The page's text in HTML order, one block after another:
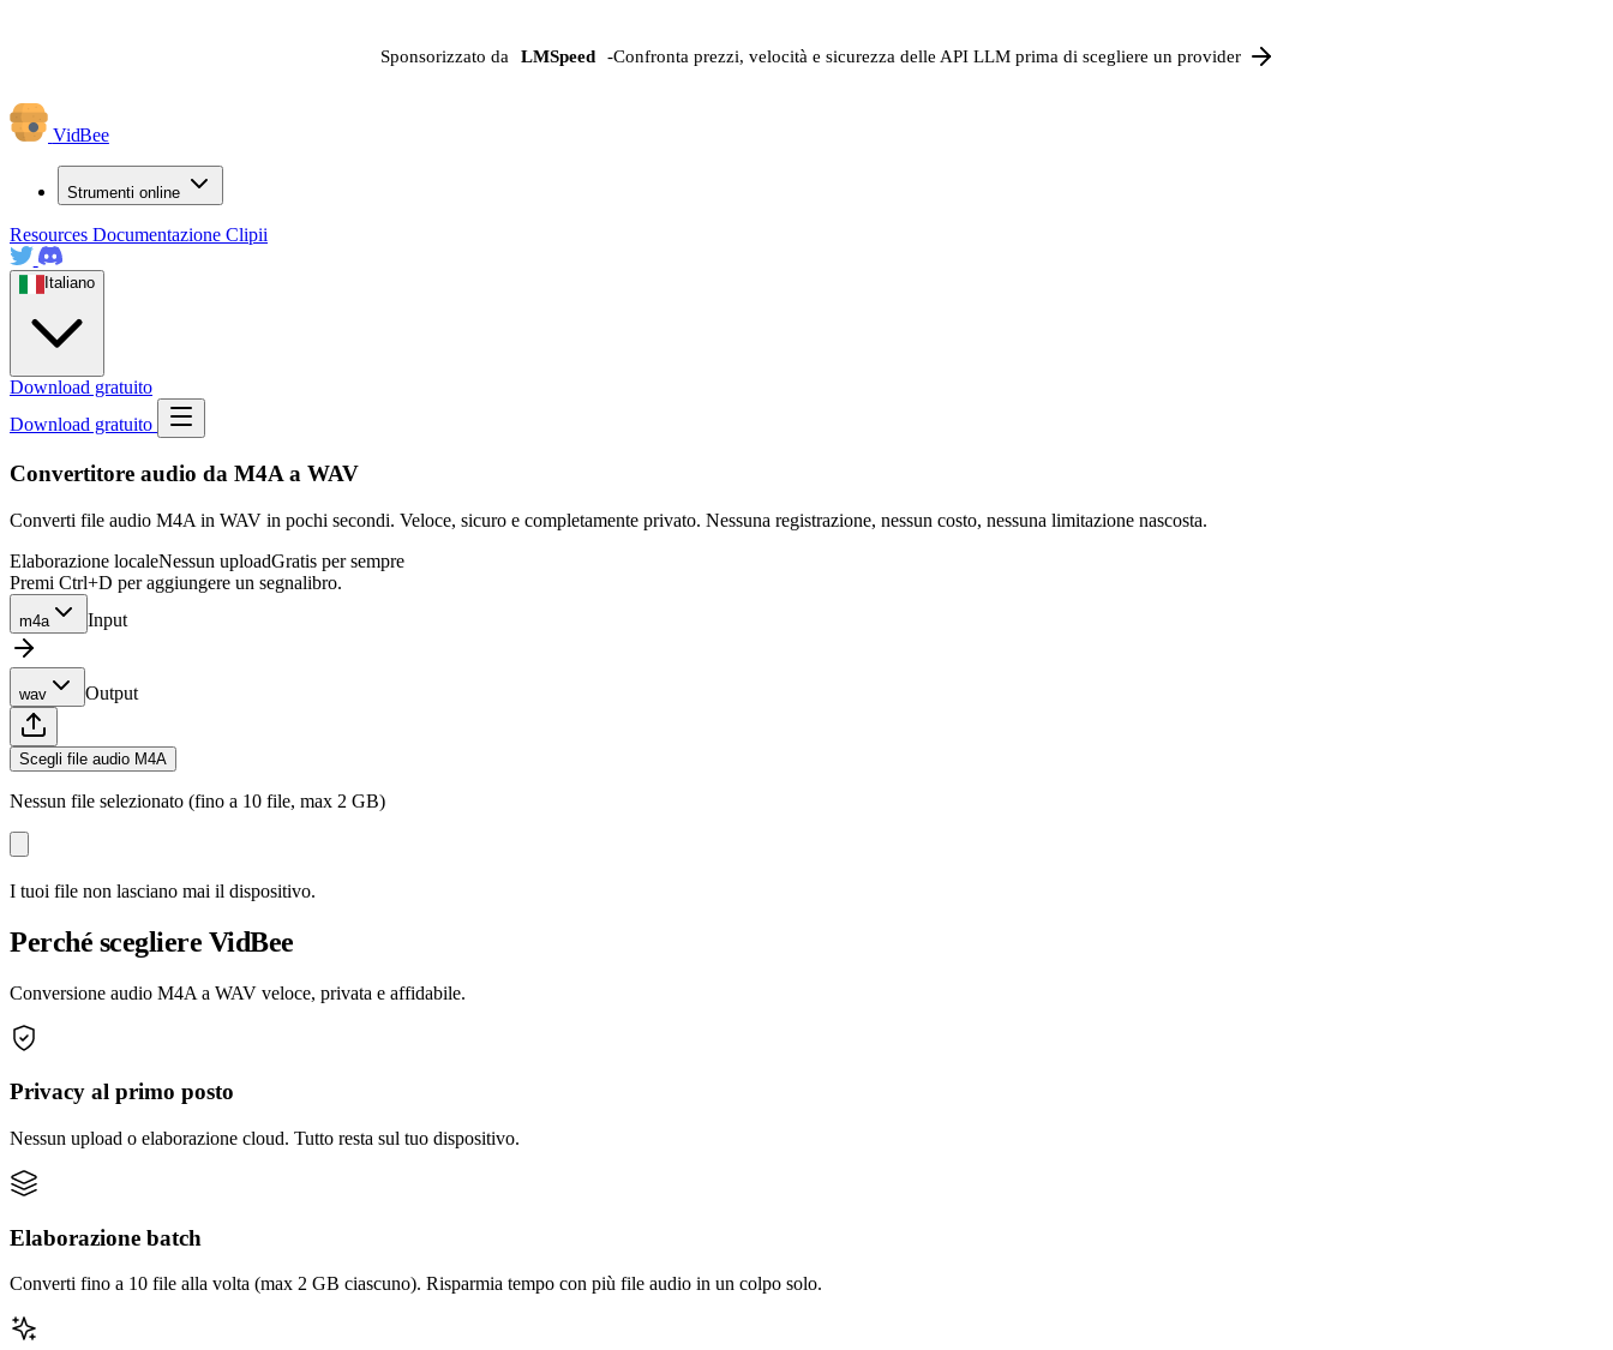
Sponsorizzato da LMSpeed -Confronta prezzi, velocità e sicurezza delle API LLM prima di scegliere un provider
VidBee
Strumenti online
Resources Documentazione Clipii
Italiano
Download gratuito
Download gratuito
Convertitore audio da M4A a WAV
Converti file audio M4A in WAV in pochi secondi. Veloce, sicuro e completamente privato. Nessuna registrazione, nessun costo, nessuna limitazione nascosta.
Elaborazione localeNessun uploadGratis per sempre
Premi Ctrl+D per aggiungere un segnalibro.
m4a Input
wav Output
Scegli file audio M4A
Nessun file selezionato (fino a 10 file, max 2 GB)
I tuoi file non lasciano mai il dispositivo.
Perché scegliere VidBee
Conversione audio M4A a WAV veloce, privata e affidabile.
Privacy al primo posto
Nessun upload o elaborazione cloud. Tutto resta sul tuo dispositivo.
Elaborazione batch
Converti fino a 10 file alla volta (max 2 GB ciascuno). Risparmia tempo con più file audio in un colpo solo.